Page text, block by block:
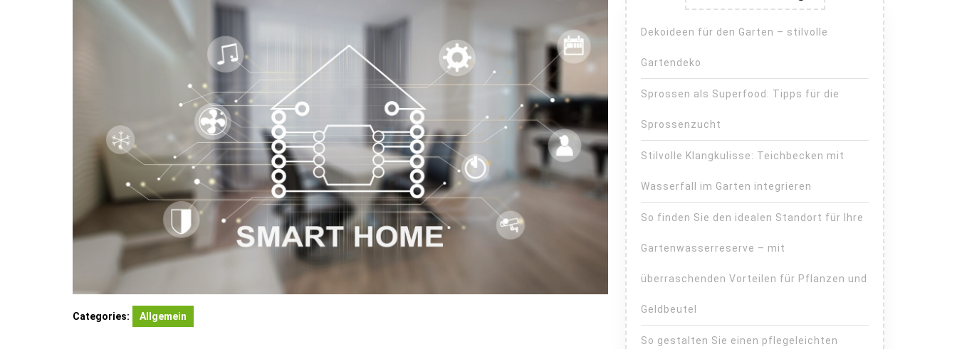
Categories: Allgemein
Dekoideen für den Garten – stilvolle
Gartendeko
Sprossen als Superfood: Tipps für die
Sprossenzucht
Stilvolle Klangkulisse: Teichbecken mit
Wasserfall im Garten integrieren
So finden Sie den idealen Standort für Ihre
Gartenwasserreserve – mit
überraschenden Vorteilen für Pflanzen und
Geldbeutel
So gestalten Sie einen pflegeleichten